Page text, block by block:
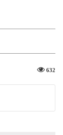
632